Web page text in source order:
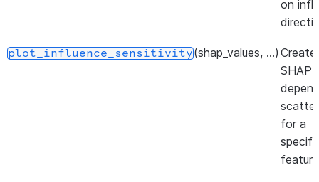
on
plot_influence_sensitivity(shap_values, ...) Create
SHAP
for a